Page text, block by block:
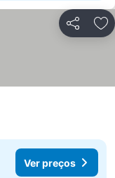
Partilhar
Ver preços